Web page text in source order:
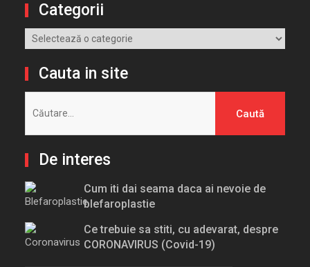
Categorii
Categorii
Cauta in site
după:
De interes
Cum iti dai seama daca ai nevoie de
blefaroplastie
Ce trebuie sa stiti, cu adevarat, despre
CORONAVIRUS (Covid-19)